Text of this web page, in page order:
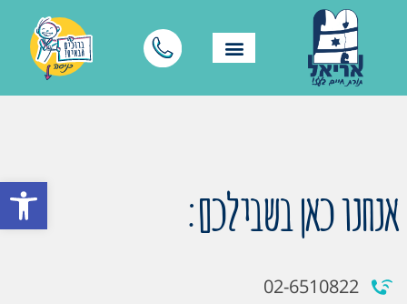
פתח אנחנו כאן בשבילכם:
02-6510822